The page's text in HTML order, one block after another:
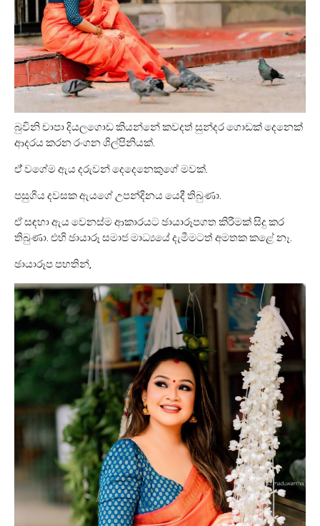
බුවිනි චාපා දියලගොඩ කියන්නේ කවදත් සුන්දර ගොඩක් දෙනෙක්
ආදරය කරන රංගන ශිල්පිනියක්.
ඒ් වගේම ඇය දරුවන් දෙදෙනෙකුගේ මවක්.
පසුගිය දවසක ඇයගේ උපන්දිනය යෙදී තිබුණා.
ඒ සඳහා ඇය වෙනස්ම ආකාරයට ඡායාරූපගත කිරීමක් සිදු කර
තිබුණා. එහි ඡායාරූ සමාජ මාධ්‍යයේ දැමීමටත් අමතක කළේ නෑ.
ඡායාරූප පහතින්,